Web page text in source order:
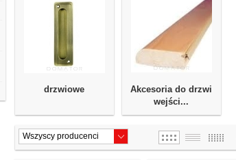
drzwiowe
Akcesoria do drzwi
wejści...